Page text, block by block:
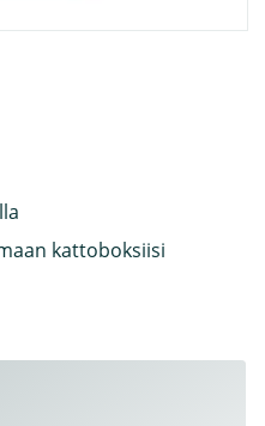
kattoboksiisi